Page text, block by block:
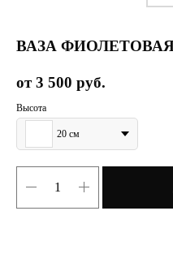
ВАЗА
3 500 руб.
Высота
20 см